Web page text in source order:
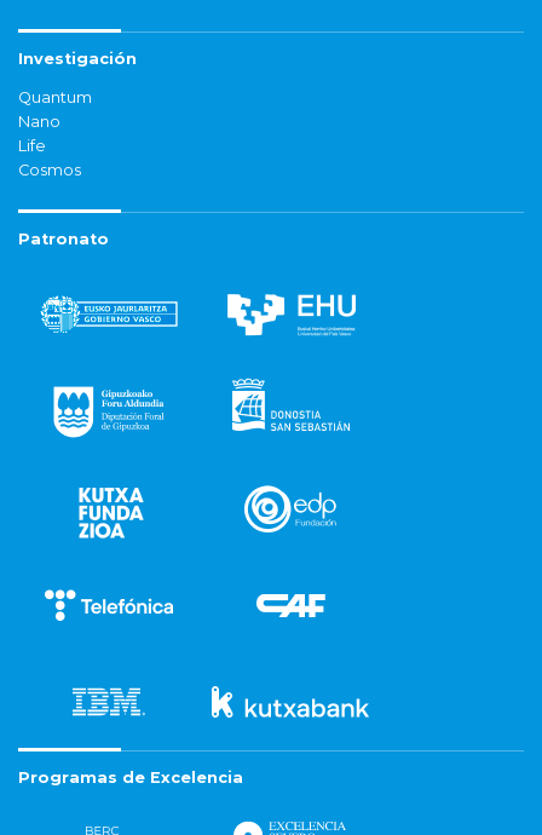
Investigación
Quantum
Nano
Life
Cosmos
Patronato
Programas de Excelencia